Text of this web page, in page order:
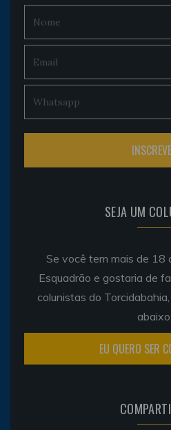
SEJA UM
Se você tem mais de 18
Esquadrão e gostaria de
colunistas do
abaixo.
EU QUERO SER